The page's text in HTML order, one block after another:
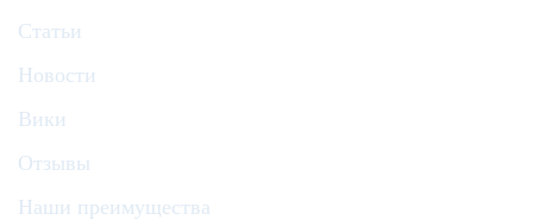
Статьи
Новости
Вики
Отзывы
Наши преимущества